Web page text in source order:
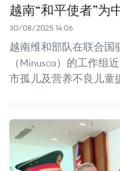
越南“和平使者”为
30/08/2025 14:06
越南维和部队在联合国
（Minusca）的工作组
市孤儿及营养不良儿童